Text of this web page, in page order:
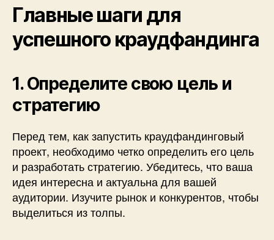
Главные шаги для
успешного краудфандинга
1. Определите свою цель и
стратегию
Перед тем, как запустить краудфандинговый
проект, необходимо четко определить его цель
и разработать стратегию. Убедитесь, что ваша
идея интересна и актуальна для вашей
аудитории. Изучите рынок и конкурентов, чтобы
выделиться из толпы.